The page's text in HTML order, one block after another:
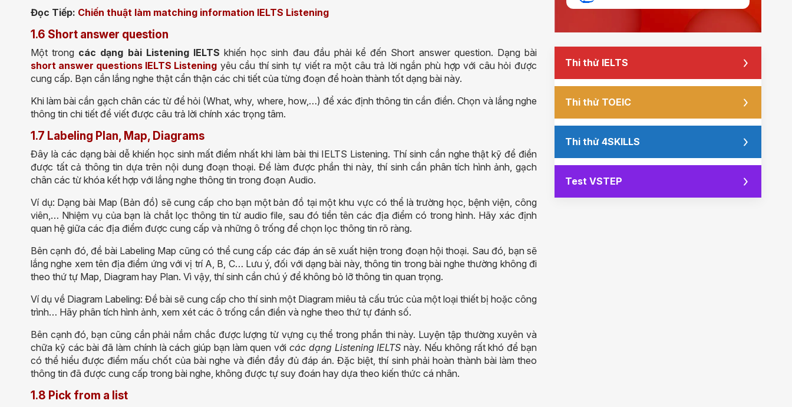
Đọc Tiếp: Chiến thuật làm matching information IELTS Listening
1.6 Short answer question
Một trong các dạng bài Listening IELTSkhiến học sinh đau đầu phải kể đến Short answer question. Dạng bài
short answer questions IELTS Listening yêu cầu thí sinh tự viết ra một câu trả lời ngắn phù hợp với câu hỏi được
cung cấp. Bạn cần lắng nghe thật cẩn thận các chi tiết của từng đoạn để hoàn thành tốt dạng bài này.
Khi làm bài cần gạch chân các từ để hỏi (What, why, where, how,…) để xác định thông tin cần điền. Chọn và lắng nghe
thông tin chi tiết để viết được câu trả lời chính xác trọng tâm.
1.7 Labeling Plan, Map, Diagrams
Đây là các dạng bài dễ khiến học sinh mất điểm nhất khi làm bài thi IELTS Listening. Thí sinh cần nghe thật kỹ để điền
được tất cả thông tin dựa trên nội dung đoạn thoại. Để làm được phần thi này, thí sinh cần phân tích hình ảnh, gạch
chân các từ khóa kết hợp với lắng nghe thông tin trong đoạn Audio.
Ví dụ: Dạng bài Map (Bản đồ) sẽ cung cấp cho bạn một bản đồ tại một khu vực có thể là trường học, bệnh viện, công
viên,… Nhiệm vụ của bạn là chắt lọc thông tin từaudiofile, sau đó tiền tên các địa điểm có trong hình. Hãy xác định
quan hệ giữa các địa điểm được cung cấp và những ô trống để chọn lọc thông tin rõ ràng.
Bên cạnh đó, đề bài Labeling Map cũng có thể cung cấp các đáp án sẽ xuất hiện trong đoạn hội thoại. Sau đó, bạn sẽ
lắng nghe xem tên địa điểm ứng với vị trí A, B, C… Lưu ý, đối với dạng bài này, thông tin trong bài nghe thường không đi
theo thứ tự Map, Diagram hay Plan. Vì vậy, thí sinh cần chú ý để không bỏ lỡ thông tin quan trọng.
Ví dụ về Diagram Labeling: Đề bài sẽ cung cấp cho thí sinh một Diagram miêu tả cấu trúc của một loại thiết bị hoặc công
trình… Hãy phân tích hình ảnh, xem xét các ô trống cần điền và nghe theo thứ tự đánh số.
Bên cạnh đó, bạn cũng cần phải nắm chắc được lượng từ vựng cụ thể trong phần thi này. Luyện tập thường xuyên và
chữa kỹ các bài đã làm chính là cách giúp bạn làm quen vớicác dạng Listening IELTS này. Nếu không rất khó để bạn
có thể hiểu được điểm mấu chốt của bài nghe và điền đầy đủ đáp án. Đặc biệt, thí sinh phải hoàn thành bài làm theo
thông tin đã được cung cấp trong bài nghe, không được tự suy đoán hay dựa theo kiến thức cá nhân.
1.8 Pick from a list
Thi thử IELTS
Thi thử TOEIC
Thi thử 4SKILLS
Test VSTEP